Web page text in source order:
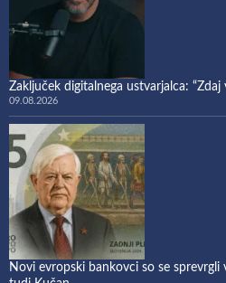
Zaključek digitalnega ustvarjalca: “Zdaj
09.08.2026
Novi evropski bankovci so se sprevrgli